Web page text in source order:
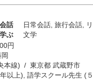
話 日常会話, 旅行会話,
ぶ
文学
円
本線) / 東京都 武蔵野市
以上), 語学スクール先生 (